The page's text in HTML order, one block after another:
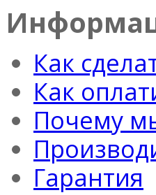
Как
Как
Почему
Гарантия